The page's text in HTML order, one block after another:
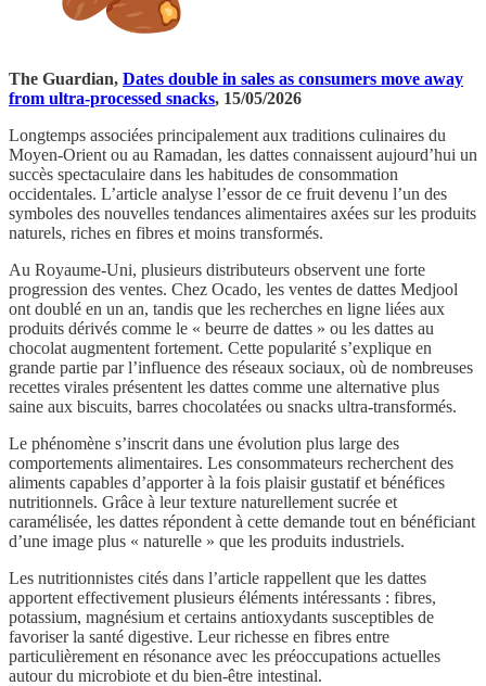
The Guardian, Dates double in sales as consumers move away
from ultra-processed snacks, 15/05/2026
Longtemps associées principalement aux traditions culinaires du
Moyen-Orient ou au Ramadan, les dattes connaissent aujourd’hui un
succès spectaculaire dans les habitudes de consommation
occidentales. L’article analyse l’essor de ce fruit devenu l’un des
symboles des nouvelles tendances alimentaires axées sur les produits
naturels, riches en fibres et moins transformés.
Au Royaume-Uni, plusieurs distributeurs observent une forte
progression des ventes. Chez Ocado, les ventes de dattes Medjool
ont doublé en un an, tandis que les recherches en ligne liées aux
produits dérivés comme le « beurre de dattes » ou les dattes au
chocolat augmentent fortement. Cette popularité s’explique en
grande partie par l’influence des réseaux sociaux, où de nombreuses
recettes virales présentent les dattes comme une alternative plus
saine aux biscuits, barres chocolatées ou snacks ultra-transformés.
Le phénomène s’inscrit dans une évolution plus large des
comportements alimentaires. Les consommateurs recherchent des
aliments capables d’apporter à la fois plaisir gustatif et bénéfices
nutritionnels. Grâce à leur texture naturellement sucrée et
caramélisée, les dattes répondent à cette demande tout en bénéficiant
d’une image plus « naturelle » que les produits industriels.
Les nutritionnistes cités dans l’article rappellent que les dattes
apportent effectivement plusieurs éléments intéressants : fibres,
potassium, magnésium et certains antioxydants susceptibles de
favoriser la santé digestive. Leur richesse en fibres entre
particulièrement en résonance avec les préoccupations actuelles
autour du microbiote et du bien-être intestinal.